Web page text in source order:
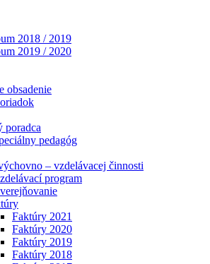
2018 / 2019
2019 / 2020
obsadenie
poradca
pedagóg
– vzdelávacej činnosti
program
Faktúry 2021
Faktúry 2020
Faktúry 2019
Faktúry 2018